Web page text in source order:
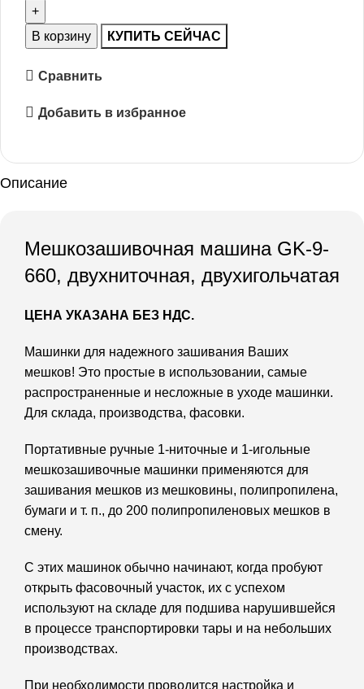
В корзину КУПИТЬ СЕЙЧАС
Сравнить
Добавить в избранное
Описание
Мешкозашивочная машина GK-9-
660, двухниточная, двухигольчатая
ЦЕНА УКАЗАНА БЕЗ НДС.
Машинки для надежного зашивания Ваших
мешков! Это простые в использовании, самые
распространенные и несложные в уходе машинки.
Для склада, производства, фасовки.
Портативные ручные 1-ниточные и 1-игольные
мешкозашивочные машинки применяются для
зашивания мешков из мешковины, полипропилена,
бумаги и т. п., до 200 полипропиленовых мешков в
смену.
С этих машинок обычно начинают, когда пробуют
открыть фасовочный участок, их с успехом
используют на складе для подшива нарушившейся
в процессе транспортировки тары и на небольших
производствах.
При необходимости проводится настройка и